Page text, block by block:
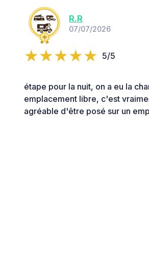
R.R
07/07/2026
5/5
étape pour la nuit, on a eu la
emplacement libre, c'est
agréable d'être posé sur un